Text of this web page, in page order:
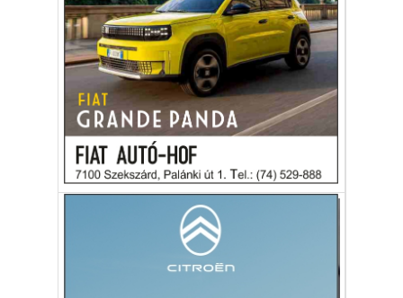
létező Srí Lanka-i kézilabda-
válogatott
A páratlan történet annyira filmre
kívánkozott, hogy négy évvel később oda is
került.
Srí Lanka kézilabda-válogatott